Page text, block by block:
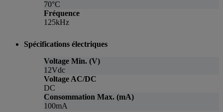
70°C
Fréquence
125kHz
Spécifications électriques
Voltage Min. (V)
12Vdc
Voltage AC/DC
DC
Consommation Max. (mA)
100mA